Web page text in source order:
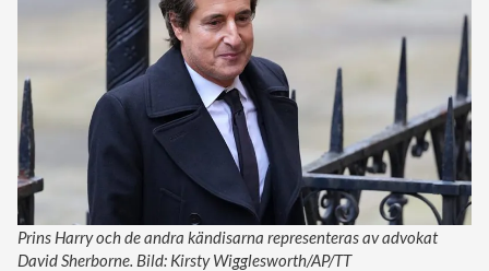
Prins Harry och de andra kändisarna representeras av advokat
David Sherborne. Bild: Kirsty Wigglesworth/AP/TT